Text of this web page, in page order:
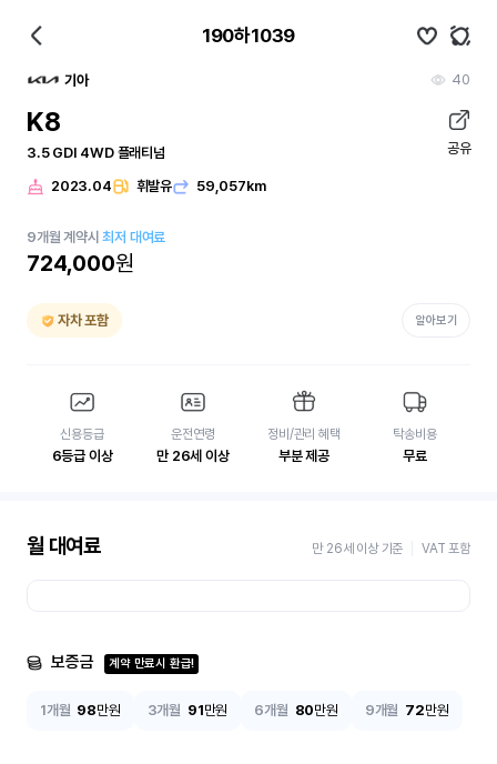
190하1039
기아 40
K8
3.5 GDI 4WD 플래티넘 공유
2023.04 휘발유 59,057km
9개월 계약시최저 대여료
724,000원
자차 포함 알아보기
신용등급
6등급 이상
운전연령
만 26세 이상
정비/관리 혜택
부분 제공
탁송비용
무료
월 대여료 만 26세 이상 기준 VAT 포함
보증금 계약 만료시 환급!
1개월 98만원 3개월 91만원 6개월 80만원 9개월 72만원